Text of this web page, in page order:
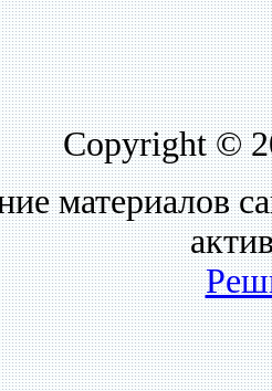
Copyright ©
материалов